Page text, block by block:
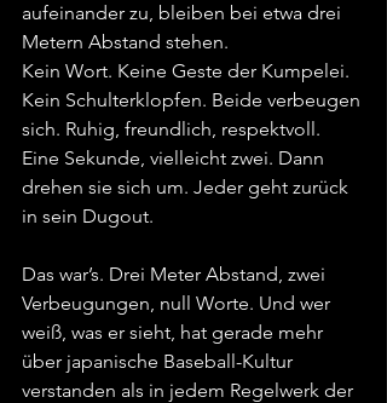
aufeinander zu, bleiben bei etwa drei
Metern Abstand stehen.
Kein Wort. Keine Geste der Kumpelei.
Kein Schulterklopfen. Beide verbeugen
sich. Ruhig, freundlich, respektvoll.
Eine Sekunde, vielleicht zwei. Dann
drehen sie sich um. Jeder geht zurück
in sein Dugout.
Das war’s. Drei Meter Abstand, zwei
Verbeugungen, null Worte. Und wer
weiß, was er sieht, hat gerade mehr
über japanische Baseball-Kultur
verstanden als in jedem Regelwerk der